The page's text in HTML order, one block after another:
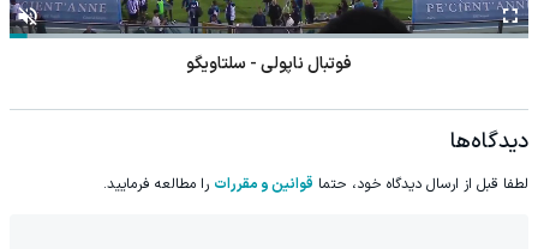
فوتبال ناپولی - سلتاویگو
دیدگاه‌ها
لطفا قبل از ارسال دیدگاه خود، حتما قوانین و مقررات را مطالعه فرمایید.